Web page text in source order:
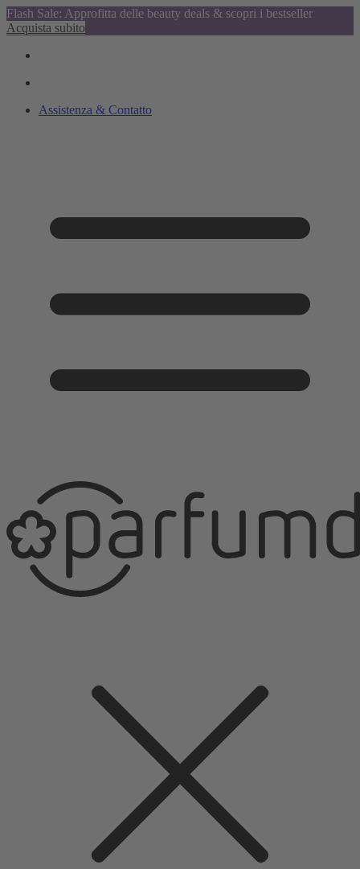
Flash Sale: Approfitta delle beauty deals & scopri i bestseller
Acquista subito
Assistenza & Contatto